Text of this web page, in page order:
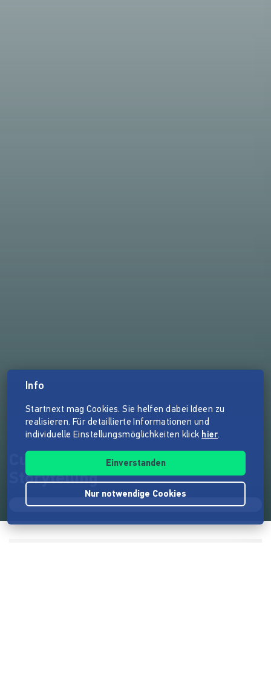
Cultural Awareness and
Storytelling
Info
Startnext mag Cookies. Sie helfen dabei Ideen zu
realisieren. Für detaillierte Informationen und
individuelle Einstellungsmöglichkeiten klick hier.
Einverstanden
Nur notwendige Cookies